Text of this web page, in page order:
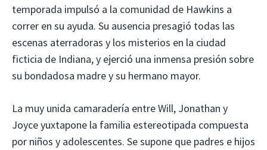
temporada impulsó a la comunidad de Hawkins a
correr en su ayuda. Su ausencia presagió todas las
escenas aterradoras y los misterios en la ciudad
ficticia de Indiana, y ejerció una inmensa presión sobre
su bondadosa madre y su hermano mayor.
La muy unida camaradería entre Will, Jonathan y
Joyce yuxtapone la familia estereotipada compuesta
por niños y adolescentes. Se supone que padres e hijos